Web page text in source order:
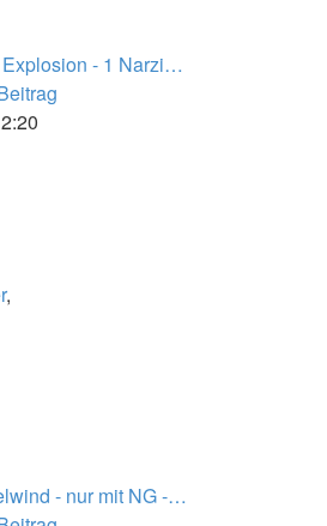
- 1 Narzi…
,
- nur mit NG -…